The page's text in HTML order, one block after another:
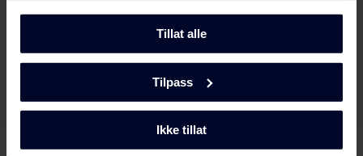
Tillat alle
Tilpass
Ikke tillat
advarsler (FI)
Sikkerhetsinformasjon og
Last ned
Sikkerhetsinformasjon og
advarsler (SV)
VelgGRAM